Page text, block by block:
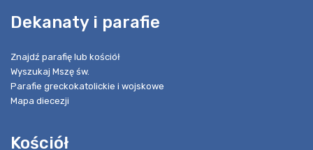
Dekanaty i parafie
Znajdź parafię lub kościół
Wyszukaj Mszę św.
Parafie greckokatolickie i wojskowe
Mapa diecezji
Kościół